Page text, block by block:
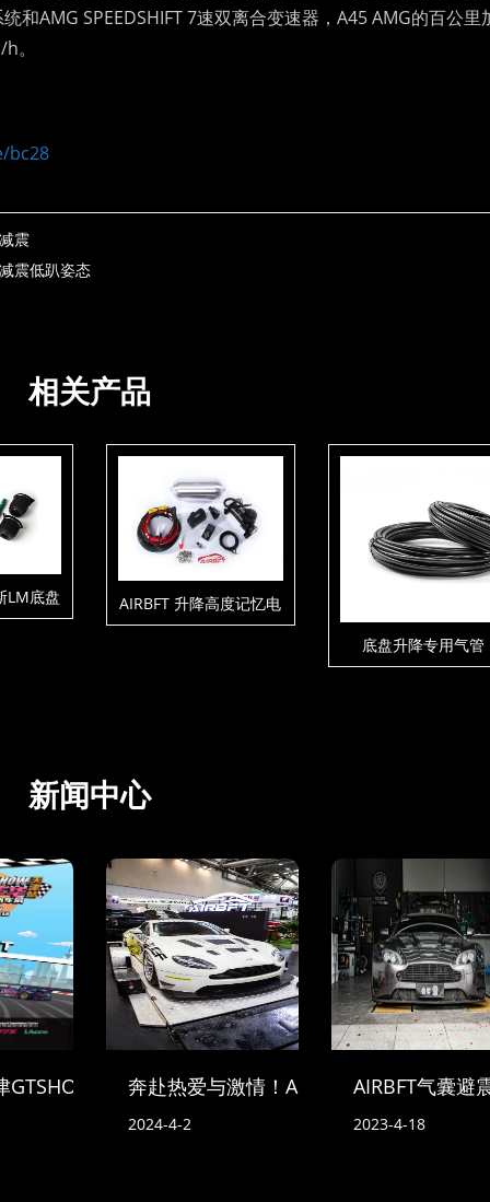
和AMG SPEEDSHIFT 7速双离合变速器，A45 AMG的百公里
。
bc28
震
震低趴姿态
相关产品
LM底盘
AIRBFT 升降高度记忆电
控套件V4-P3-C1-T3
底盘升降专用气管
新闻中心
GTSHOW车迷活动奔赴热爱与激情！AIRBFT中国亮相2024苏
2024-4-2
AIRBFT气囊避
2023-4-18